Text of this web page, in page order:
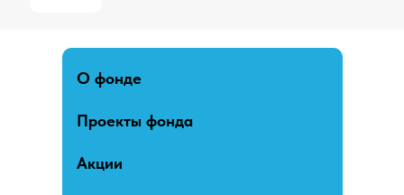
О фонде
Проекты фонда
Акции